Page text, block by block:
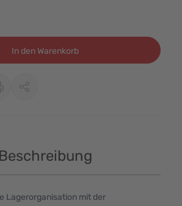
In den Warenkorb
Beschreibung
Lagerorganisation mit der